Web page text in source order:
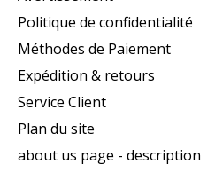
Politique de confidentialité
Méthodes de Paiement
Expédition & retours
Service Client
Plan du site
about us page - description